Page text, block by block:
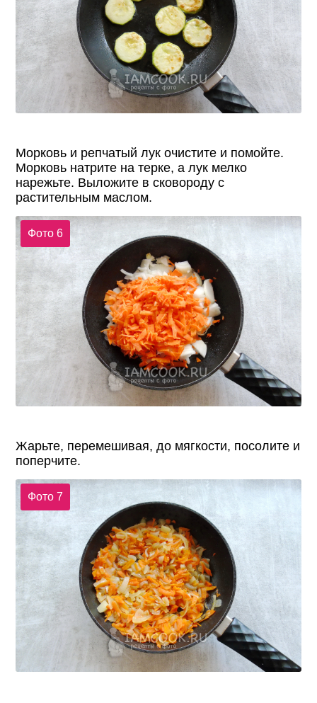
Морковь и репчатый лук очистите и помойте.
Морковь натрите на терке, а лук мелко
нарежьте. Выложите в сковороду с
растительным маслом.
Фото 6
Жарьте, перемешивая, до мягкости, посолите и
поперчите.
Фото 7